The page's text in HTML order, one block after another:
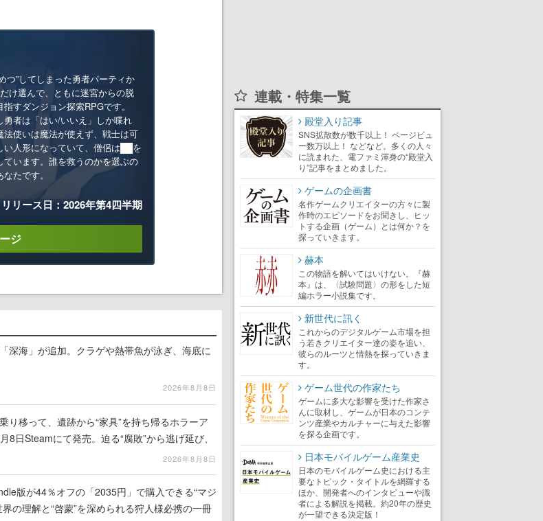
つ”してしまった勇者パーティか
け選んで、ともに迷宮からの脱
指すダンジョン探索RPGです。
勇者は「はい/いいえ」しか喋れ
法使いは魔法が使えず、戦士は可
い人形になっていて、僧侶は██を
ています。誰を救うのかを選ぶの
たです。
リリース日：2026年第4四半期
ジ
深海」が追加。クラゲや熱帯魚が泳ぎ、海底に
2026年8月8日
り移って、遺跡から“家具”を持ち帰るホラーア
日Steamにて発売。迫る“腐敗”から逃げ延び、
2026年8月8日
版が44％オフの「2035円」で購入できる“マジ
の理解と“啓蒙”を深められる狩人様必携の一冊
連載・特集一覧
殿堂入り記事
SNS拡散数が数千以上！ ページビュ
ー数万以上！ などなど。多くの人々
に読まれた、電ファミ渾身の“殿堂入
り”記事をまとめました。
ゲームの企画書
名作ゲームクリエイターの方々に製
作時のエピソードをお聞きし、ヒッ
トする企画（ゲーム）とは何か？を
探っていきます。
赫本
この物語を解いてはいけない。『赫
本』は、〈試験問題〉の形をした短
編ホラー小説集です。
新世代に訊く
これからのデジタルゲーム市場を担
う若きクリエイター達の姿を追い、
彼らのルーツと情熱を探っていきま
す。
ゲーム世代の作家たち
ゲームに多大な影響を受けた作家さ
んに取材し、ゲームが日本のコンテ
ンツ産業やカルチャーに与えた影響
を探る企画です。
日本モバイルゲーム産業史
日本のモバイルゲーム史における主
要なトピック・タイトルを網羅する
ほか、開発者へのインタビューや識
者による解説を掲載。約20年の歴史
が一望できる決定版！